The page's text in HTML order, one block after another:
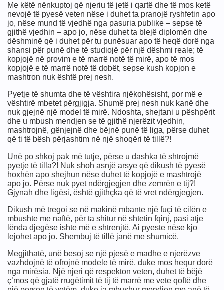
Me këtë nënkuptoj që njeriu të jetë i qartë dhe të mos ketë
nevojë të pyesë veten nëse i duhet ta pranojë ryshfetin apo
jo, nëse mund të vjedhë nga pasuria publike – sepse të
gjithë vjedhin – apo jo, nëse duhet ta blejë diplomën dhe
dëshminë që i duhet për tu punësuar apo të heqë dorë nga
shansi për punë dhe të studiojë për një dëshmi reale; të
kopjojë në provim e të marrë notë të mirë, apo të mos
kopjojë e të marrë notë të dobët, sepse kush kopjon e
mashtron nuk është prej nesh.
Pyetje të shumta dhe të vështira njëkohësisht, por më e
vështirë mbetet përgjigja. Shumë prej nesh nuk kanë dhe
nuk gjejnë një model të mirë. Ndoshta, shejtani u pëshpërit
dhe u mbush mendjen se të gjithë njerëzit vjedhin,
mashtrojnë, gënjejnë dhe bëjnë punë të liga, përse duhet
që ti të bësh përjashtim në një shoqëri të tillë?!
Unë po shkoj pak më tutje, përse u dashka të shtrojmë
pyetje të tilla?! Nuk shoh asnjë arsye që dikush të pyesë
hoxhën apo shejhun nëse duhet të kopjojë e mashtrojë
apo jo. Përse nuk pyet ndërgjegjen dhe zemrën e tij?!
Gjynah dhe ligësi, është gjithçka që të vret ndërgjegjen.
Dikush më tregoi se në makinë mbante një fuçi të cilën e
mbushte me naftë, për ta shitur në shtetin fqinj, pasi atje
lënda djegëse ishte më e shtrenjtë. Ai pyeste nëse kjo
lejohet apo jo. Shembuj të tillë janë me shumicë.
Megjithatë, unë besoj se një pjesë e madhe e njerëzve
vazhdojnë të ofrojnë modele të mirë, duke mos hequr dorë
nga mirësia. Një njeri që respekton veten, duhet të bëjë
ç’mos që gjatë rrugëtimit të tij të marrë me vete qoftë dhe
gje